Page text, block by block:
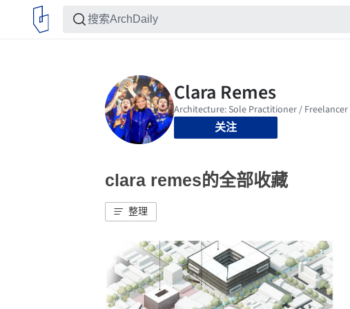
关注
clara remes的全部收藏
整理